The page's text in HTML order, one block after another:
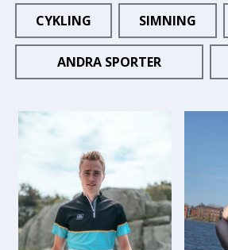
CYKLING SIMNING
ANDRA SPORTER